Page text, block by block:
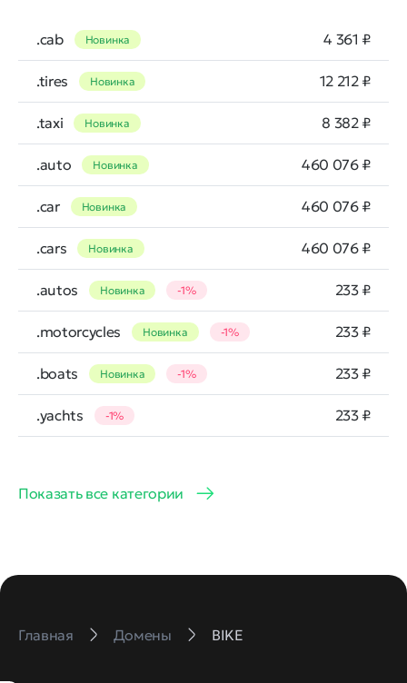
.cab Новинка 4 361 ₽
.tires Новинка 12 212 ₽
.taxi Новинка 8 382 ₽
.auto Новинка 460 076 ₽
.car Новинка 460 076 ₽
.cars Новинка 460 076 ₽
.autos Новинка -1% 233 ₽
.motorcycles Новинка -1% 233 ₽
.boats Новинка -1% 233 ₽
.yachts -1% 233 ₽
Показать все категории
Главная Домены BIKE